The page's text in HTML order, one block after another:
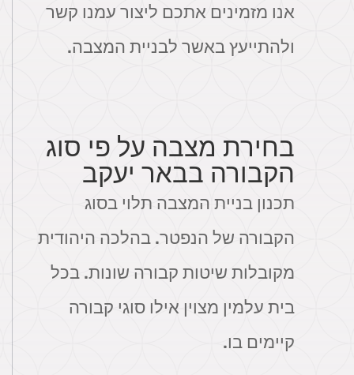
אנו מזמינים אתכם ליצור עמנו קשר
ולהתייעץ באשר לבניית המצבה.
בחירת מצבה על פי סוג
הקבורה בבאר יעקב
תכנון בניית המצבה תלוי בסוג
הקבורה של הנפטר. בהלכה היהודית
מקובלות שיטות קבורה שונות. בכל
בית עלמין מצוין אילו סוגי קבורה
קיימים בו.